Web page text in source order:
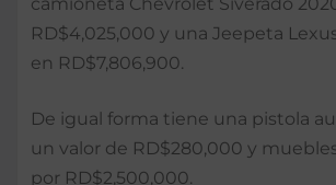
RD$4,025,000 y una Jeepeta
en RD$7,806,900.
De igual forma tiene una pistola
un valor de RD$280,000 y
por RD$2,500,000.